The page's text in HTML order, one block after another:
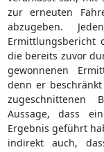
zur erneuten
abzugeben.
Ermittlungsbericht
die bereits zuvor
gewonnenen
denn er
zugeschnittenen
Aussage, dass
Ergebnis geführt
indirekt auch,